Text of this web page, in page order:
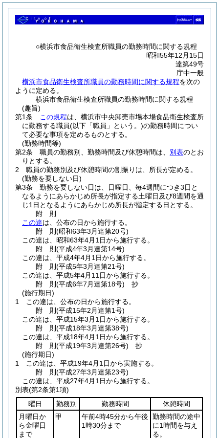
○横浜市食品衛生検査所職員の勤務時間に関する規程
昭和55年12月15日
達第49号
庁中一般
横浜市食品衛生検査所職員の勤務時間に関する規程を次の
ように定める。
横浜市食品衛生検査所職員の勤務時間に関する規程
(趣旨)
第1条
この規程は、横浜市中央卸売市場本場食品衛生検査所
に勤務する職員(以下「職員」という。)の勤務時間につい
て必要な事項を定めるものとする。
(勤務時間等)
第2条
職員の勤務別、勤務時間及び休憩時間は、 別表のとお
りとする。
2
職員の勤務別及び休憩時間の割振りは、所長が定める。
(勤務を要しない日)
第3条
勤務を要しない日は、日曜日、毎4週間につき3日と
なるようにあらかじめ所長が指定する土曜日及び8週間を通
じ1日となるようにあらかじめ所長が指定する日とする。
附 則
この達は、公布の日から施行する。
附 則(昭和63年3月達第20号)
この達は、昭和63年4月1日から施行する。
附 則(平成4年3月達第14号)
この達は、平成4年4月1日から施行する。
附 則(平成5年3月達第21号)
この達は、平成5年4月11日から施行する。
附 則(平成6年7月達第18号) 抄
(施行期日)
1
この達は、公布の日から施行する。
附 則(平成15年2月達第1号)
この達は、平成15年3月1日から施行する。
附 則(平成18年3月達第38号)
この達は、平成18年4月1日から施行する。
附 則(平成19年3月達第26号) 抄
(施行期日)
1
この達は、平成19年4月1日から実施する。
附 則(平成27年3月達第23号)
この達は、平成27年4月1日から施行する。
別表(第2条第1項)
曜日
勤務別 勤務時間
休憩時間
月曜日か
ら金曜日
まで
甲
午前4時45分から午後
1時30分まで
勤務時間の途中
に1時間を与え
る。